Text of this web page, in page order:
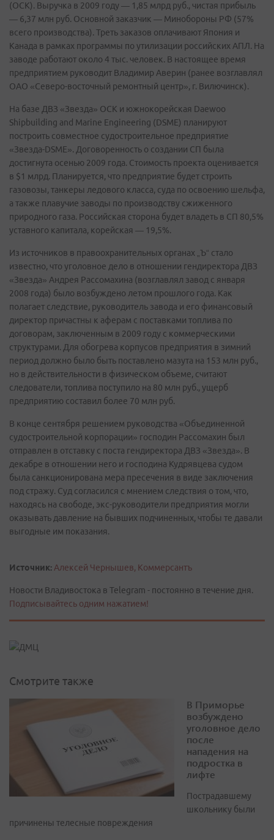
(ОСК). Выручка в 2009 году — 1,85 млрд руб., чистая прибыль
— 6,37 млн руб. Основной заказчик — Минобороны РФ (57%
всего производства). Треть заказов оплачивают Япония и
Канада в рамках программы по утилизации российских АПЛ. На
заводе работают около 4 тыс. человек. В настоящее время
предприятием руководит Владимир Аверин (ранее возглавлял
ОАО «Северо-восточный ремонтный центр», г. Вилючинск).
На базе ДВЗ «Звезда» ОСК и южнокорейская Daewoo
Shipbuilding and Marine Engineering (DSME) планируют
построить совместное судостроительное предприятие
«Звезда-DSMЕ». Договоренность о создании СП была
достигнута осенью 2009 года. Стоимость проекта оценивается
в $1 млрд. Планируется, что предприятие будет строить
газовозы, танкеры ледового класса, суда по освоению шельфа,
а также плавучие заводы по производству сжиженного
природного газа. Российская сторона будет владеть в СП 80,5%
уставного капитала, корейская — 19,5%.
Из источников в правоохранительных органах „Ъ“ стало
известно, что уголовное дело в отношении гендиректора ДВЗ
«Звезда» Андрея Рассомахина (возглавлял завод с января
2008 года) было возбуждено летом прошлого года. Как
полагает следствие, руководитель завода и его финансовый
директор причастны к аферам с поставками топлива по
договорам, заключенным в 2009 году с коммерческими
структурами. Для обогрева корпусов предприятия в зимний
период должно было быть поставлено мазута на 153 млн руб.,
но в действительности в физическом объеме, считают
следователи, топлива поступило на 80 млн руб., ущерб
предприятию составил более 70 млн руб.
В конце сентября решением руководства «Объединенной
судостроительной корпорации» господин Рассомахин был
отправлен в отставку с поста гендиректора ДВЗ «Звезда». В
декабре в отношении него и господина Кудрявцева судом
была санкционирована мера пресечения в виде заключения
под стражу. Суд согласился с мнением следствия о том, что,
находясь на свободе, экс-руководители предприятия могли
оказывать давление на бывших подчиненных, чтобы те давали
выгодные им показания.
Источник: Алексей Чернышев, Коммерсантъ
Новости Владивостока в Telegram - постоянно в течение дня.
Подписывайтесь одним нажатием!
Смотрите также
В Приморье
возбуждено
уголовное дело
после
нападения на
подростка в
лифте
Пострадавшему
школьнику были
причинены телесные повреждения